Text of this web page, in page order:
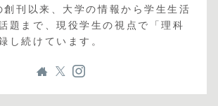
刊以来、大学の情報から学生生活
題まで、現役学生の視点で「理科
し続けています。